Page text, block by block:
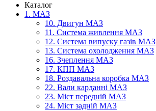
Каталог
1. МАЗ
10. Двигун МАЗ
11. Система живлення МАЗ
12. Система випуску газів МАЗ
13. Система охолодження МАЗ
16. Зчеплення МАЗ
17. КПП МАЗ
18. Роздавальна коробка МАЗ
22. Вали карданні МАЗ
23. Міст передній МАЗ
24. Міст задній МАЗ